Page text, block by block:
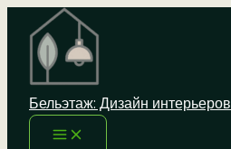
Перейти
содержимому
Бельэтаж: Дизайн интерьеров